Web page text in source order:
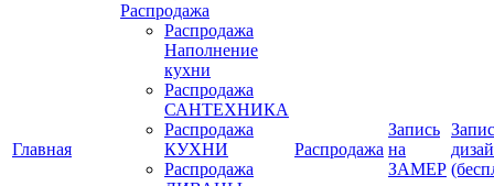
Главная
Распродажа
Распродажа
Наполнение
кухни
Распродажа
САНТЕХНИКА
Распродажа
КУХНИ
Распродажа
Распродажа
Запись
на
ЗАМЕР